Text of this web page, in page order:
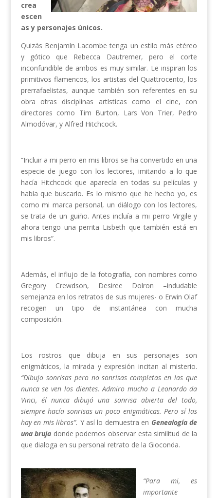
crea
escen
as y personajes únicos.
Quizás Benjamín Lacombe tenga un estilo más etéreo
y gótico que Rebecca Dautremer, pero el corte
inconfundible de ambos es muy similar. Le inspiran los
primitivos flamencos, los artistas del Quattrocento, los
prerrafaelistas, aunque también son referentes en su
obra otras disciplinas artísticas como el cine, con
directores como Tim Burton, Lars Von Trier, Pedro
Almodóvar, y Alfred Hitchcock.
“Incluir a mi perro en mis libros se ha convertido en una
especie de juego con los lectores, imitando a lo que
hacía Hitchcock que aparecía en todas su películas y
había que buscarlo. Es lo mismo que he hecho yo, es
como mi marca personal, un diálogo con los lectores,
se trata de un guiño. Antes incluía a mi perro Virgile y
ahora tengo una perrita Lisbeth que también está en
mis libros”.
Además, el influjo de la fotografía, con nombres como
Gregory Crewdson, Desiree Dolron –indudable
semejanza en los retratos de sus mujeres- o Erwin Olaf
recogen un tipo de instantánea con mucha
composición.
Los rostros que dibuja en sus personajes son
enigmáticos, la mirada y expresión incitan al misterio.
“Dibujo sonrisas pero no sonrisas completas en las que
nunca se ven los dientes. Admiro mucho a Leonardo da
Vinci, él nunca dibujó una sonrisa abierta del todo,
siempre hacía sonrisas un poco enigmáticas. Pero sí las
hay en mis libros”. Y así lo demuestra en Genealogía de
una bruja donde podemos observar esta similitud de la
que dialoga en su personal retrato de la Gioconda.
“Para mi, es
importante